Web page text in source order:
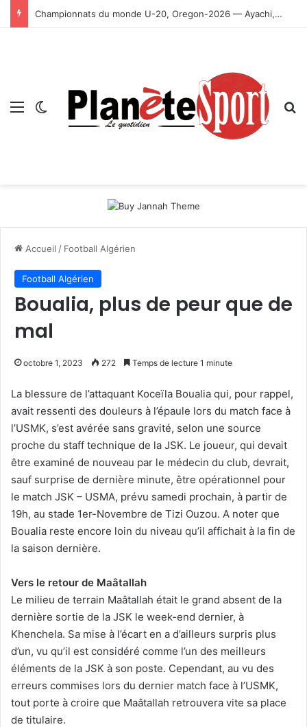
Championnats du monde U-20, Oregon-2026 — Ayachi, Dissa, Touahria et Ghezali en finale
Menu Switch skin
Accueil / Football Algérien
Football Algérien
Boualia, plus de peur que de
mal
octobre 1, 2023 272 Temps de lecture 1 minute
La blessure de l’attaquant Koceïla Boualia qui, pour rappel,
avait ressenti des douleurs à l’épaule lors du match face à
l’USMK, s’est avérée sans gravité, selon une source
proche du staff technique de la JSK. Le joueur, qui devait
être examiné de nouveau par le médecin du club, devrait,
sauf surprise de dernière minute, être opérationnel pour
le match JSK – USMA, prévu samedi prochain, à partir de
19h, au stade 1er-Novembre de Tizi Ouzou. A noter que
Boualia reste encore loin du niveau qu’il affichait à la fin de
la saison dernière.
Vers le retour de Maâtallah
Le milieu de terrain Maâtallah était le grand absent de la
dernière sortie de la JSK le week-end dernier, à
Khenchela. Sa mise à l’écart en a d’ailleurs surpris plus
d’un, vu qu’il est considéré comme l’un des meilleurs
éléments de la JSK à son poste. Cependant, au vu des
erreurs commises lors du dernier match face à l’USMK,
tout porte à croire que Maâtallah retrouvera vite sa place
de titulaire.